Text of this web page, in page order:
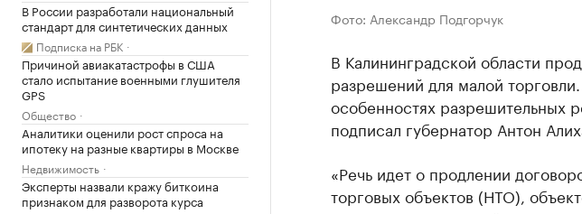
В России разработали национальный
стандарт для синтетических данных
Подписка на РБК
Причиной авиакатастрофы в США
стало испытание военными глушителя
GPS
Общество
Аналитики оценили рост спроса на
ипотеку на разные квартиры в Москве
Недвижимость
Эксперты назвали кражу биткоина
признаком для разворота курса
Фото: Александр Подгорчук
В Калининградской области
разрешений для малой
особенностях разрешительных
подписал губернатор Антон
«Речь идет о продлении
торговых объектов (НТО),